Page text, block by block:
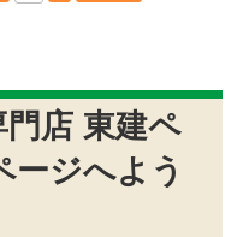
店 東建ペ
ージへよう